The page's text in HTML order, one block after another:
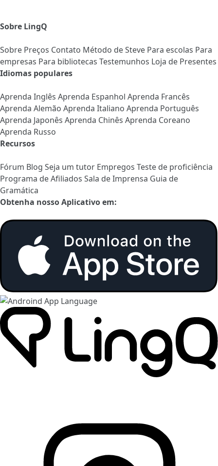
Sobre LingQ
Sobre Preços Contato Método de Steve Para escolas Para
empresas Para bibliotecas Testemunhos Loja de Presentes
Idiomas populares
Aprenda Inglês Aprenda Espanhol Aprenda Francês
Aprenda Alemão Aprenda Italiano Aprenda Português
Aprenda Japonês Aprenda Chinês Aprenda Coreano
Aprenda Russo
Recursos
Fórum Blog Seja um tutor Empregos Teste de proficiência
Programa de Afiliados Sala de Imprensa Guia de
Gramática
Obtenha nosso Aplicativo em: